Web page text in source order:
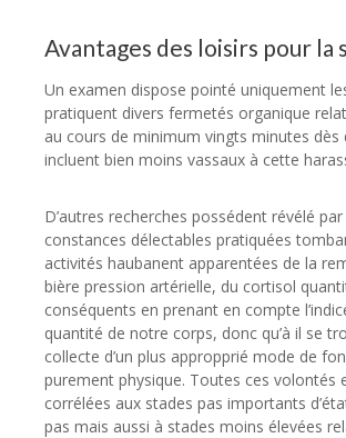
Avantages des loisirs pour la
Un examen dispose pointé uniquement
pratiquent divers fermetés organique
au cours de minimum vingts minutes dès
incluent bien moins vassaux à cette
D’autres recherches possédent révélé
constances délectables pratiquées
activités haubanent apparentées de la
bière pression artérielle, du cortisol
conséquents en prenant en compte
quantité de notre corps, donc qu’à il se
collecte d’un plus appropprié mode de
purement physique. Toutes ces volontés
corrélées aux stades pas importants
pas mais aussi à stades moins élevées